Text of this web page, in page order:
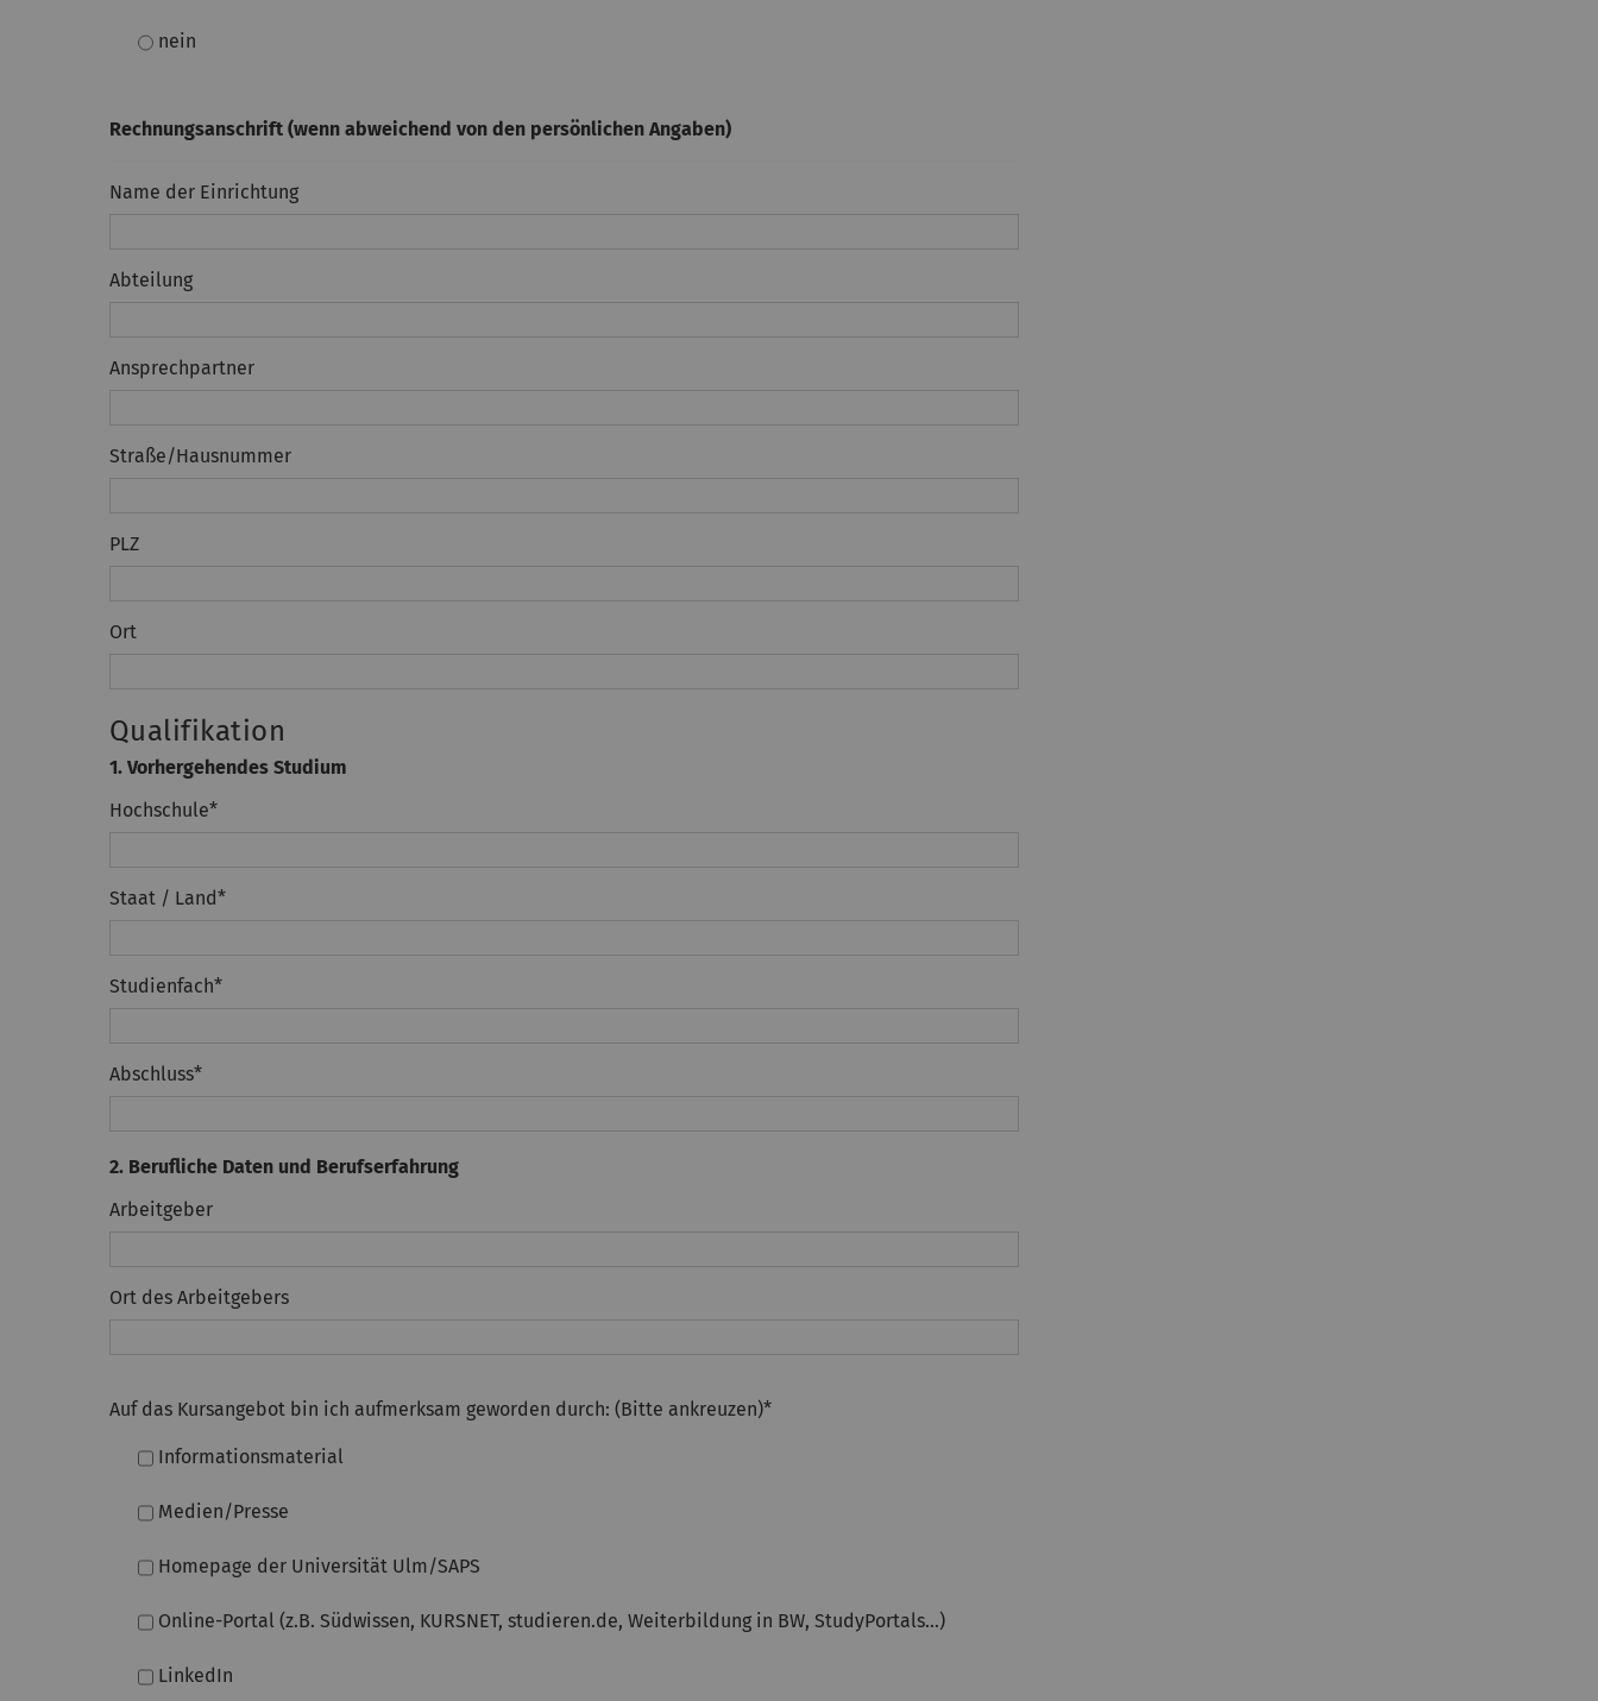
nein
Rechnungsanschrift (wenn abweichend von den persönlichen Angaben)
Name der Einrichtung
Abteilung
Ansprechpartner
Straße/Hausnummer
PLZ
Ort
Qualifikation
1. Vorhergehendes Studium
Hochschule*
Staat / Land*
Studienfach*
Abschluss*
2. Berufliche Daten und Berufserfahrung
Arbeitgeber
Ort des Arbeitgebers
Auf das Kursangebot bin ich aufmerksam geworden durch: (Bitte ankreuzen)*
Informationsmaterial
Medien/Presse
Homepage der Universität Ulm/SAPS
Online-Portal (z.B. Südwissen, KURSNET, studieren.de, Weiterbildung in BW, StudyPortals…)
LinkedIn